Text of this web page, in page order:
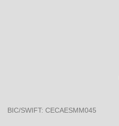
BIC/SWIFT: CECAESMM045